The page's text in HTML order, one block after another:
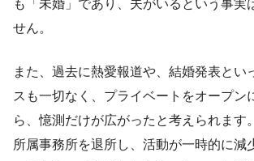
も「未婚」であり、夫がいるという事実
せん。
また、過去に熱愛報道や、結婚発表とい
スも一切なく、プライベートをオープン
ら、憶測だけが広がったと考えられます
所属事務所を退所し、活動が一時的に減